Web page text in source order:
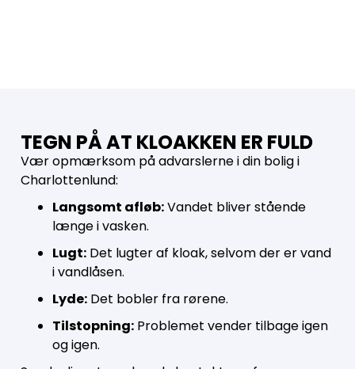
TEGN PÅ AT KLOAKKEN ER FULD
Vær opmærksom på advarslerne i din bolig i
Charlottenlund:
Langsomt afløb:Vandet bliver stående
længe i vasken.
Lugt:Det lugter af kloak, selvom der er vand
i vandlåsen.
Lyde:Det bobler fra rørene.
Tilstopning:Problemet vender tilbage igen
og igen.